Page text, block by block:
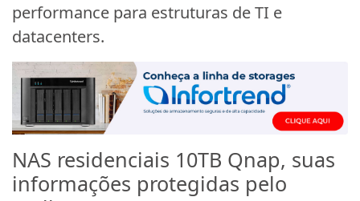
performance para estruturas de TI e
datacenters.
NAS residenciais 10TB Qnap, suas
informações protegidas pelo